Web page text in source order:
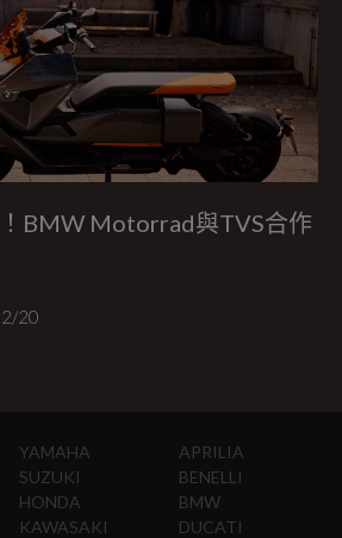
BMW Motorrad與TVS合作
20
YAMAHA
SUZUKI
HONDA
KAWASAKI
APRILIA
BENELLI
BMW
DUCATI